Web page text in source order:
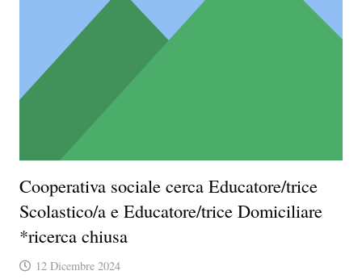
Cooperativa sociale cerca Educatore/trice
Scolastico/a e Educatore/trice Domiciliare
*ricerca chiusa
12 Dicembre 2024